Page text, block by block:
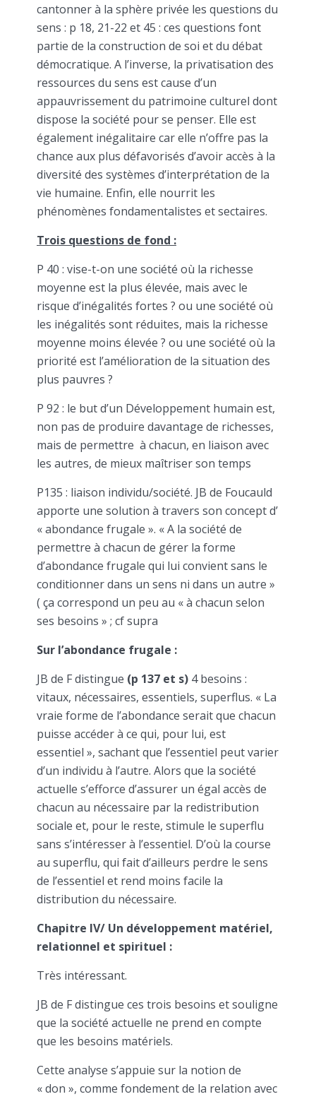
cantonner à la sphère privée les questions du
sens : p 18, 21-22 et 45 : ces questions font
partie de la construction de soi et du débat
démocratique. A l’inverse, la privatisation des
ressources du sens est cause d’un
appauvrissement du patrimoine culturel dont
dispose la société pour se penser. Elle est
également inégalitaire car elle n’offre pas la
chance aux plus défavorisés d’avoir accès à la
diversité des systèmes d’interprétation de la
vie humaine. Enfin, elle nourrit les
phénomènes fondamentalistes et sectaires.
Trois questions de fond :
P 40 : vise-t-on une société où la richesse
moyenne est la plus élevée, mais avec le
risque d’inégalités fortes ? ou une société où
les inégalités sont réduites, mais la richesse
moyenne moins élevée ? ou une société où la
priorité est l’amélioration de la situation des
plus pauvres ?
P 92 : le but d’un Développement humain est,
non pas de produire davantage de richesses,
mais de permettre à chacun, en liaison avec
les autres, de mieux maîtriser son temps
P135 : liaison individu/société. JB de Foucauld
apporte une solution à travers son concept d’
« abondance frugale ». « A la société de
permettre à chacun de gérer la forme
d’abondance frugale qui lui convient sans le
conditionner dans un sens ni dans un autre »
( ça correspond un peu au « à chacun selon
ses besoins » ; cf supra
Sur l’abondance frugale :
JB de F distingue (p 137 et s) 4 besoins :
vitaux, nécessaires, essentiels, superflus. « La
vraie forme de l’abondance serait que chacun
puisse accéder à ce qui, pour lui, est
essentiel », sachant que l’essentiel peut varier
d’un individu à l’autre. Alors que la société
actuelle s’efforce d’assurer un égal accès de
chacun au nécessaire par la redistribution
sociale et, pour le reste, stimule le superflu
sans s’intéresser à l’essentiel. D’où la course
au superflu, qui fait d’ailleurs perdre le sens
de l’essentiel et rend moins facile la
distribution du nécessaire.
Chapitre IV/ Un développement matériel,
relationnel et spirituel :
Très intéressant.
JB de F distingue ces trois besoins et souligne
que la société actuelle ne prend en compte
que les besoins matériels.
Cette analyse s’appuie sur la notion de
« don », comme fondement de la relation avec